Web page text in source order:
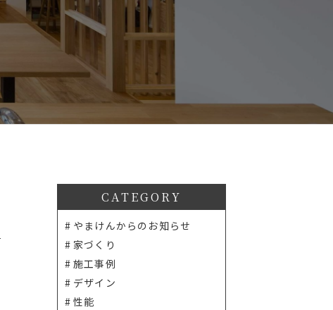
CATEGORY
やまけんからのお知らせ
家づくり
施工事例
デザイン
性能